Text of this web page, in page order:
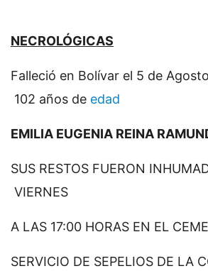
NECROLÓGICAS
Falleció en Bolívar el 5 de
102 años de edad
EMILIA EUGENIA REINA
SUS RESTOS FUERON
VIERNES
A LAS 17:00 HORAS EN EL
SERVICIO DE SEPELIOS DE LA